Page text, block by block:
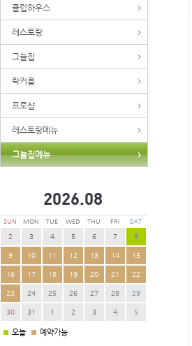
클럽하우스
레스토랑
그늘집
락커룸
프로샵
레스토랑메뉴
그늘집메뉴
2026.08
SUN MON TUE WED THU FRI SAT
2 3 4 5 6 7 8
9 10 11 12 13 14 15
16 17 18 19 20 21 22
23 24 25 26 27 28 29
30 31 1 2 3 4 5
오늘 예약가능